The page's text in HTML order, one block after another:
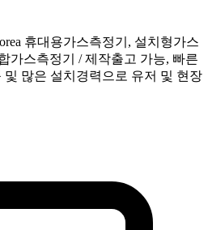
휴대용가스측정기, 설치형가스
가스측정기 / 제작출고 가능, 빠른
및 많은 설치경력으로 유저 및 현장